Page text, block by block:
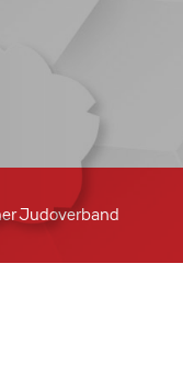
Judoverband